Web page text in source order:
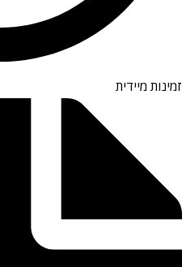
זמינות מיידית